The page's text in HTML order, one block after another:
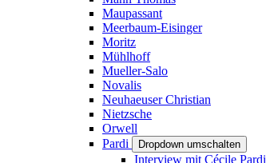
Maupassant
Meerbaum-Eisinger
Moritz
Mühlhoff
Mueller-Salo
Novalis
Neuhaeuser Christian
Nietzsche
Orwell
Pardi
Dropdown umschalten
Interview mit Cécile Pardi